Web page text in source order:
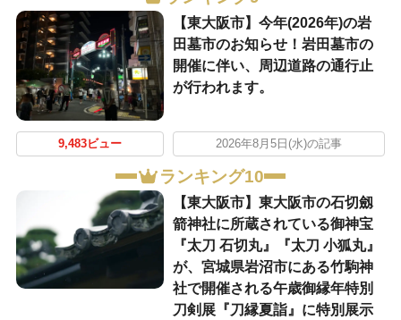
【東大阪市】今年(2026年)の岩
田墓市のお知らせ！岩田墓市の
開催に伴い、周辺道路の通行止
が行われます。
9,483ビュー 2026年8月5日(水)の記事
ランキング10
【東大阪市】東大阪市の石切劔
箭神社に所蔵されている御神宝
『太刀 石切丸』『太刀 小狐丸』
が、宮城県岩沼市にある竹駒神
社で開催される午歳御縁年特別
刀剣展『刀縁夏詣』に特別展示